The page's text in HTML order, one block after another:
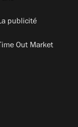
publicité
Out Market